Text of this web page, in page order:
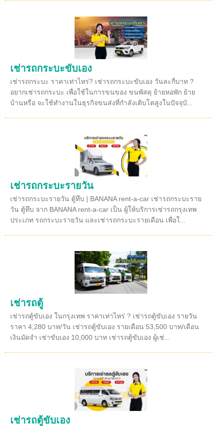
เช่ารถกระบะขับเอง
เช่ารถกระบะ ราคาเท่าไหร่? เช่ารถกระบะขับเอง วันละกี่บาท ?
อยากเช่ารถกระบะ เพื่อใช้ในการขนของ ขนพัสดุ ย้ายหอพัก ย้าย
บ้านหรือ จะใช้ทำงานในธุรกิจขนส่งที่กำลังเติบโตสูงในปัจจุบั...
เช่ารถกระบะรายวัน
เช่ารถกระบะรายวัน ตู้ทึบ | BANANA rent-a-car เช่ารถกระบะราย
วัน ตู้ทึบ จาก BANANA rent-a-car เป็น ผู้ให้บริการเช่ารถกรุงเทพ
ประเภท รถกระบะรายวัน และเช่ารถกระบะรายเดือน เพื่อใ...
เช่ารถตู้
เช่ารถตู้ขับเอง ในกรุงเทพ ราคาเท่าไหร่ ? เช่ารถตู้ขับเอง รายวัน
ราคา 4,280 บาท/วัน เช่ารถตู้ขับเอง รายเดือน 53,500 บาท/เดือน
เงินมัดจำ เช่าขับเอง 10,000 บาท เช่ารถตู้ขับเอง ผู้เช่...
เช่ารถตู้ขับเอง